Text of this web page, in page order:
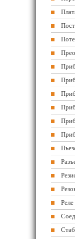
Реле